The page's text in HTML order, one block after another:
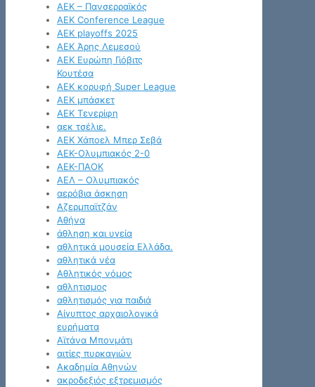
ΑΕΚ – Πανσερραϊκός
ΑΕΚ Conference League
ΑΕΚ playoffs 2025
ΑΕΚ Άρης Λεμεσού
ΑΕΚ Ευρώπη Γιόβιτς
Κουτέσα
ΑΕΚ κορυφή Super League
ΑΕΚ μπάσκετ
ΑΕΚ Τενερίφη
αεκ τσέλιε.
ΑΕΚ Χάποελ Μπερ Σεβά
ΑΕΚ-Ολυμπιακός 2-0
ΑΕΚ-ΠΑΟΚ
ΑΕΛ – Ολυμπιακός
αερόβια άσκηση
Αζερμπαϊτζάν
Αθήνα
άθληση και υγεία
αθλητικά μουσεία Ελλάδα.
αθλητικά νέα
Αθλητικός νόμος
αθλητισμος
αθλητισμός για παιδιά
Αίγυπτος αρχαιολογικά
ευρήματα
Αϊτάνα Μπονμάτι
αιτίες πυρκαγιών
Ακαδημία Αθηνών
ακροδεξιός εξτρεμισμός